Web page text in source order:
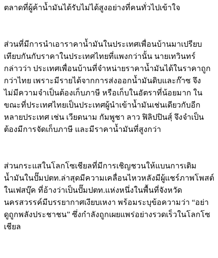
ตลาดที่ผู้ค้าน้ำมันได้รับไม่ได้สูงอย่างที่คนทั่วไปเข้าใจ
ส่วนที่มีการนำเอาราคาน้ำมันในประเทศเพื่อนบ้านมาเปรียบ
เทียบกันกับราคาในประเทศไทยที่แพงกว่านั้น นายเทวินทร์
กล่าวว่า ประเทศเพื่อนบ้านที่จำหน่ายราคาน้ำมันได้ในราคาถูก
กว่าไทย เพราะมีรายได้จากการส่งออกน้ำมันดิบและก๊าซ จึง
ไม่มีความจำเป็นต้องเก็บภาษี หรือเก็บในอัตราที่น้อยมาก ใน
ขณะที่ประเทศไทยเป็นประเทศผู้นำเข้าน้ำมันเช่นเดียวกับอีก
หลายประเทศ เช่น เวียดนาม กัมพูชา ลาว ฟิลิปปินสฺ์ จึงจำเป็น
ต้องมีการจัดเก็บภาษี และมีราคาน้ำมันที่สูงกว่า
ส่วนกระแสในโลกโซเชียลที่มีการเชิญชวนให้แบนการเติม
น้ำมันในปั๊มปตท.ล่าสุดมีความเคลื่อนไหวหลังมีผู้แชร์ภาพโพสต์
ในเฟสบุ๊ค ที่อ้างว่าเป็นปั๊มปตท.แห่งหนึ่งในพื้นที่จังหวัด
นครสวรรค์มีบรรยากาศเงียบเหงา พร้อมระบุข้อความว่า “อย่า
ดูถูกพลังประชาชน” ซึ่งกำลังถูกเผยแพร่อย่างรวดเร็วในโลกโซ
เชียล